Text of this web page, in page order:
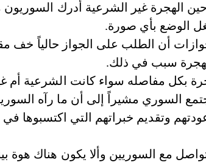
الهجرة غير الشرعية أدرك
الوضع بأي صورة.
أن الطلب على الجواز حالياً خف
سبب في ذلك.
بكل مفاصله سواء كانت الشرعية أم
السوري مشيراً إلى أن ما رآه
وتقديم خبراتهم التي اكتسبوها
مع السوريين وألا يكون هناك هوة